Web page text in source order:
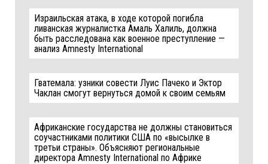
Израильская атака, в ходе которой погибла
ливанская журналистка Амаль Халиль, должна
быть расследована как военное преступление —
анализ Amnesty International
Гватемала: узники совести Луис Пачеко и Эктор
Чаклан смогут вернуться домой к своим семьям
Африканские государства не должны становиться
соучастниками политики США по «высылке в
третьи страны». Объясняют региональные
директора Amnesty International по Африке